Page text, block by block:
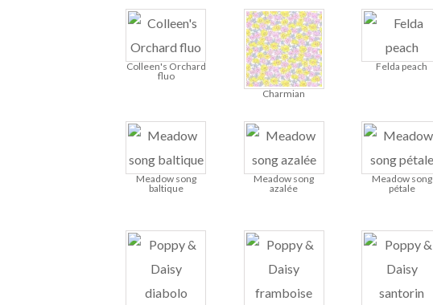
Colleen's Orchard
fluo
Charmian
Felda peach
Meadow song
baltique
Meadow song
azalée
Meadow song
pétale